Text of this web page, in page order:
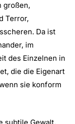
großen,
Terror,
Da ist
im
des Einzelnen in
die die Eigenart
sie konform
subtile Gewalt,